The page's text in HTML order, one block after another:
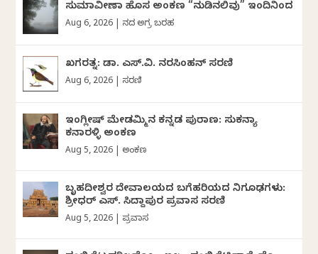
ಸುಮಾವೀಣಾ ಹೊಸ ಅಂಕಣ “ನುಡಿನಲಿವು” ಇಂದಿನಿಂದ
Aug 6, 2026 ದಿನದ ಅಗ್ರ ಬರಹ
ಖಗರತ್ನ: ಡಾ. ಎಸ್.ವಿ. ನರಸಿಂಹನ್‌‌ ಸರಣಿ
Aug 6, 2026 ಸರಣಿ
ಇಂಗ್ಲೀಷ್ ಮೇಡಮ್ಮಿನ ಕನ್ನಡ ಪುರಾಣ: ಸುಕನ್ಯಾ
ಕನಾರಳ್ಳಿ ಅಂಕಣ
Aug 5, 2026 ಅಂಕಣ
ಬೃಹದೀಶ್ವರ ದೇವಾಲಯದ ಬಗೆಹರಿಯದ ನಿಗೂಢಗಳು:
ಶ್ರೀಧರ್‌ ಎಸ್.‌ ಸಿದ್ದಾಪುರ ಪ್ರವಾಸ ಸರಣಿ
Aug 5, 2026 ಪ್ರವಾಸ